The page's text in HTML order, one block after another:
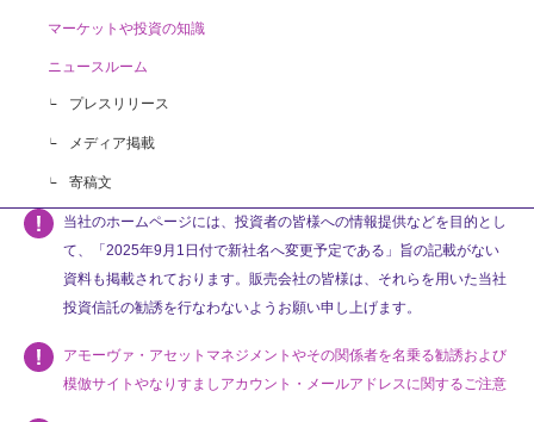
マーケットや投資の知識
ニュースルーム
プレスリリース
メディア掲載
寄稿文
当社のホームページには、投資者の皆様への情報提供などを目的とし
て、「2025年9月1日付で新社名へ変更予定である」旨の記載がない
資料も掲載されております。販売会社の皆様は、それらを用いた当社
投資信託の勧誘を行なわないようお願い申し上げます。
アモーヴァ・アセットマネジメントやその関係者を名乗る勧誘および
模倣サイトやなりすましアカウント・メールアドレスに関するご注意